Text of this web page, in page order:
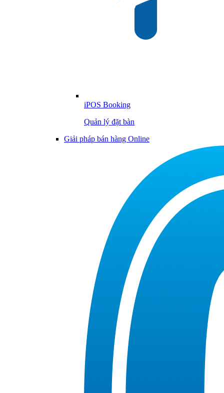
iPOS Booking
Quản lý đặt bàn
Giải pháp bán hàng Online